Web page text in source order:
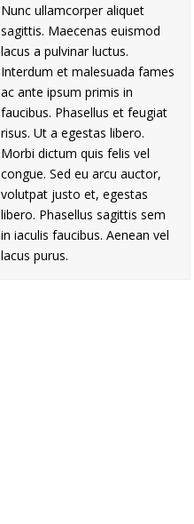
Nunc ullamcorper aliquet
sagittis. Maecenas euismod
lacus a pulvinar luctus.
Interdum et malesuada fames
ac ante ipsum primis in
faucibus. Phasellus et feugiat
risus. Ut a egestas libero.
Morbi dictum quis felis vel
congue. Sed eu arcu auctor,
volutpat justo et, egestas
libero. Phasellus sagittis sem
in iaculis faucibus. Aenean vel
lacus purus.